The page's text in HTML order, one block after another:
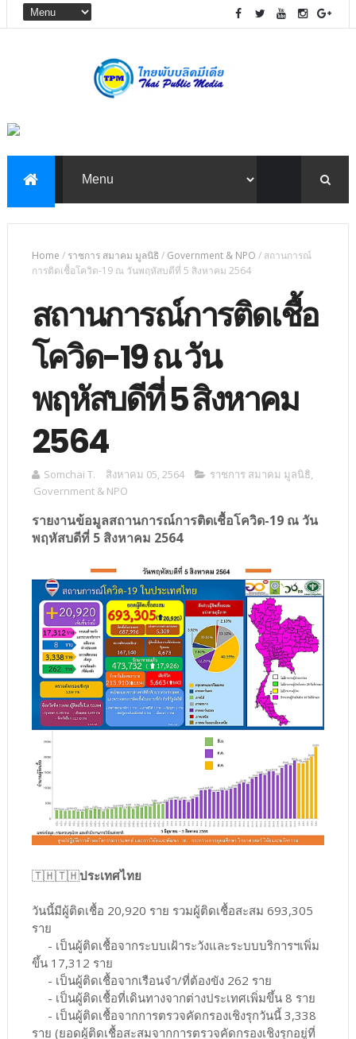
Home / ราชการ สมาคม มูลนิธิ / Government & NPO / สถานการณ์
การติดเชื้อโควิด-19 ณ วันพฤหัสบดีที่ 5 สิงหาคม 2564
สถานการณ์การติดเชื้อ
โควิด-19 ณ วัน
พฤหัสบดีที่ 5 สิงหาคม
2564
Somchai T. สิงหาคม 05, 2564 ราชการ สมาคม มูลนิธิ,
Government & NPO
รายงานข้อมูลสถานการณ์การติดเชื้อโควิด-19 ณ วัน
พฤหัสบดีที่ 5 สิงหาคม 2564
🇹🇭🇹🇭ประเทศไทย
วันนี้มีผู้ติดเชื้อ 20,920 ราย รวมผู้ติดเชื้อสะสม 693,305
ราย
- เป็นผู้ติดเชื้อจากระบบเฝ้าระวังและระบบบริการฯเพิ่ม
ขึ้น 17,312 ราย
- เป็นผู้ติดเชื้อจากเรือนจำ/ที่ต้องขัง 262 ราย
- เป็นผู้ติดเชื้อที่เดินทางจากต่างประเทศเพิ่มขึ้น 8 ราย
- เป็นผู้ติดเชื้อจากการตรวจคัดกรองเชิงรุกวันนี้ 3,338
ราย (ยอดผู้ติดเชื้อสะสมจากการตรวจคัดกรองเชิงรุกอยู่ที่